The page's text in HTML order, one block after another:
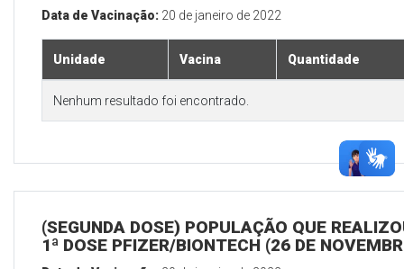
Data de Vacinação: 20 de janeiro de 2022
Unidade Vacina Quantidade
Nenhum resultado foi encontrado.
(SEGUNDA DOSE) POPULAÇÃO QUE
1ª DOSE PFIZER/BIONTECH (26 DE